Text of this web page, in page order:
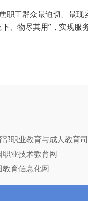
职工群众最迫切、最
、物尽其用”，实现
部职业教育与成人教育司
职业技术教育网
教育信息化网